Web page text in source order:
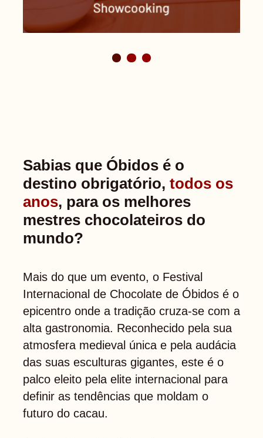
Sabias que Óbidos é o
destino obrigatório, todos os
anos, para os melhores
mestres chocolateiros do
mundo?
Mais do que um evento, o Festival
Internacional de Chocolate de Óbidos é o
epicentro onde a tradição cruza-se com a
alta gastronomia. Reconhecido pela sua
atmosfera medieval única e pela audácia
das suas esculturas gigantes, este é o
palco eleito pela elite internacional para
definir as tendências que moldam o
futuro do cacau.